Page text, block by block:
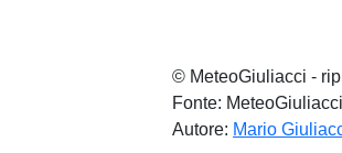
© MeteoGiuliacci -
Fonte:
Autore: Mario